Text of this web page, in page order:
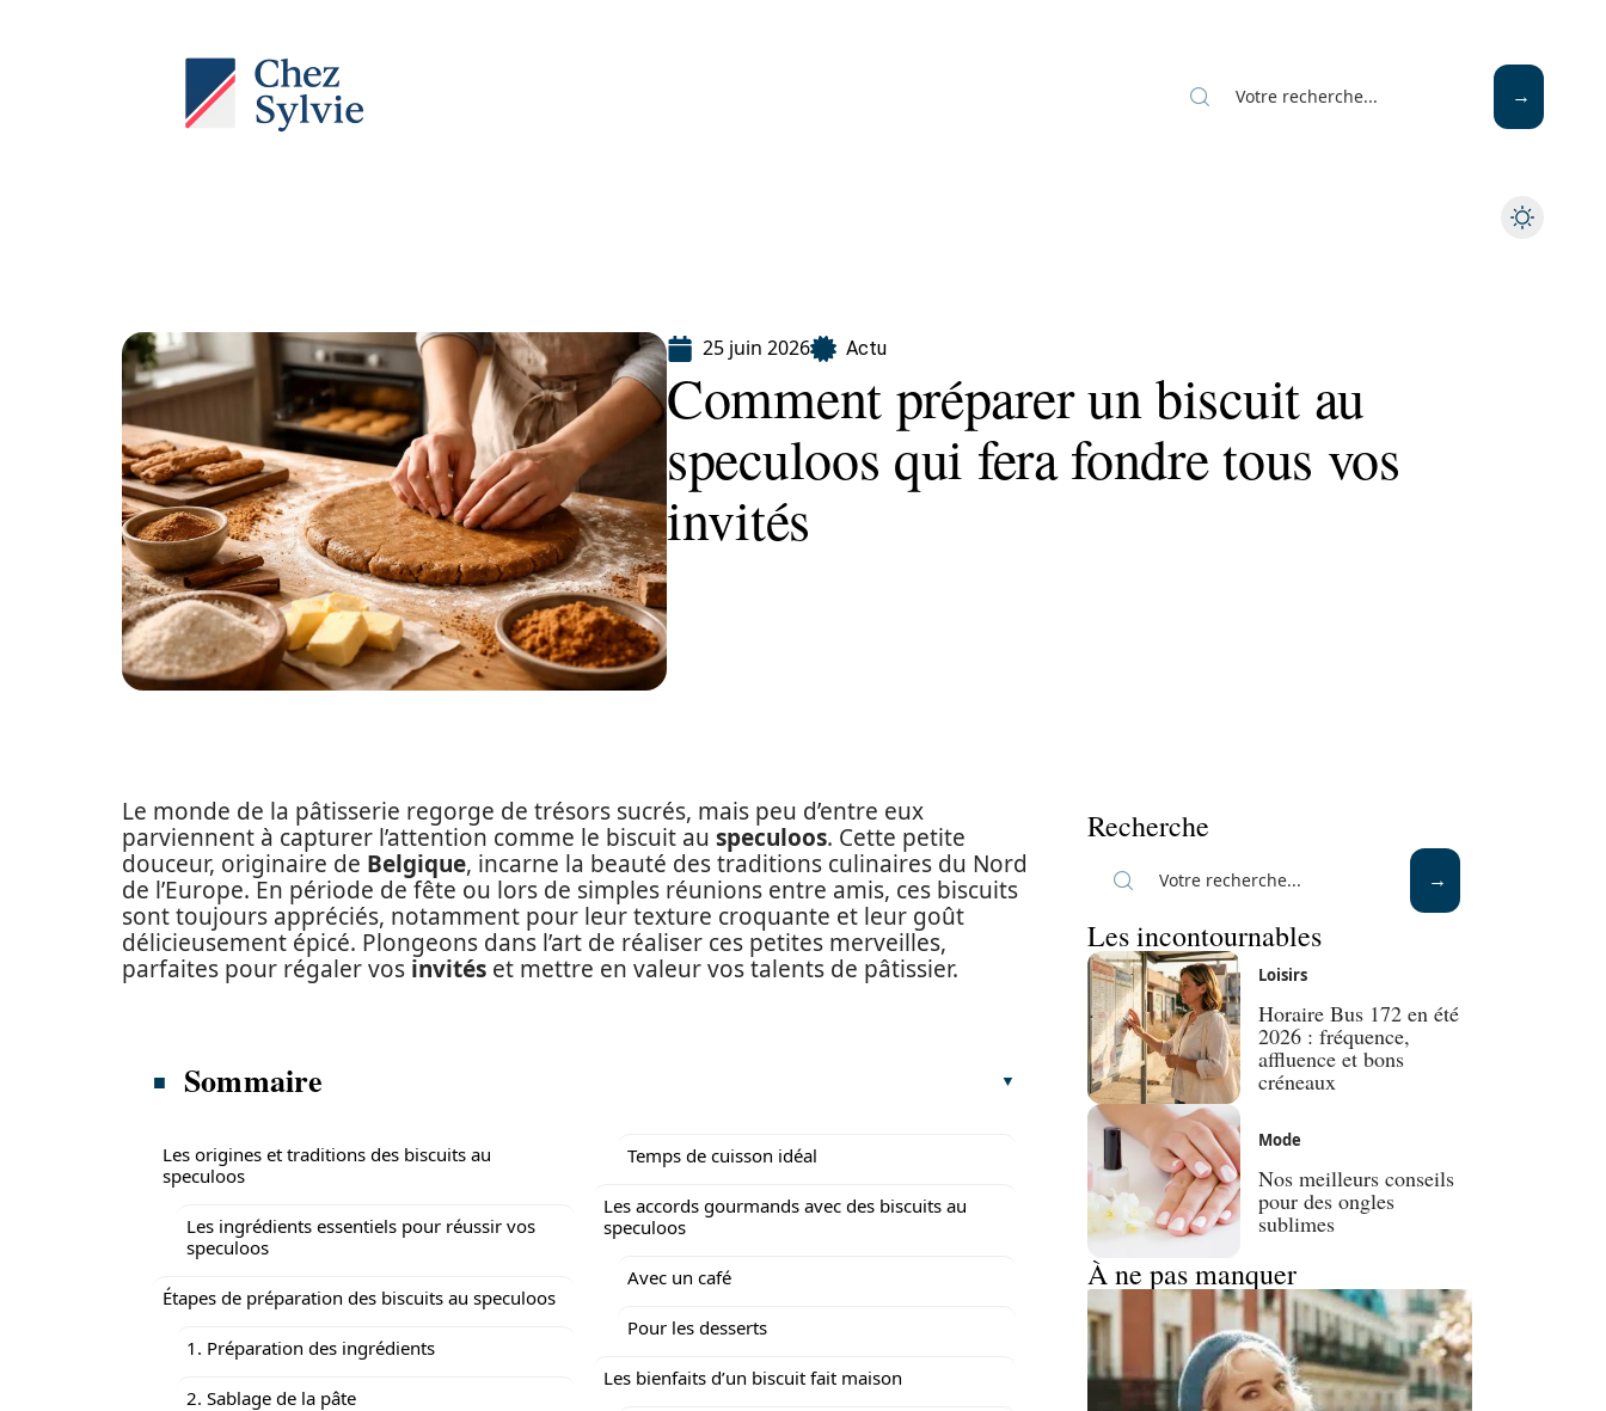
25 juin 2026 Actu
Comment préparer un biscuit au
speculoos qui fera fondre tous vos
invités
Le monde de la pâtisserie regorge de trésors sucrés, mais peu d’entre eux
parviennent à capturer l’attention comme le biscuit au speculoos. Cette petite
douceur, originaire de Belgique, incarne la beauté des traditions culinaires du Nord
de l’Europe. En période de fête ou lors de simples réunions entre amis, ces biscuits
sont toujours appréciés, notamment pour leur texture croquante et leur goût
délicieusement épicé. Plongeons dans l’art de réaliser ces petites merveilles,
parfaites pour régaler vos invités et mettre en valeur vos talents de pâtissier.
Sommaire
Les origines et traditions des biscuits au
speculoos
Les ingrédients essentiels pour réussir vos
speculoos
Étapes de préparation des biscuits au speculoos
1. Préparation des ingrédients
2. Sablage de la pâte
Temps de cuisson idéal
Les accords gourmands avec des biscuits au
speculoos
Avec un café
Pour les desserts
Les bienfaits d’un biscuit fait maison
Recherche
Les incontournables
Loisirs
Horaire Bus 172 en été
2026 : fréquence,
affluence et bons
créneaux
Mode
Nos meilleurs conseils
pour des ongles
sublimes
À ne pas manquer